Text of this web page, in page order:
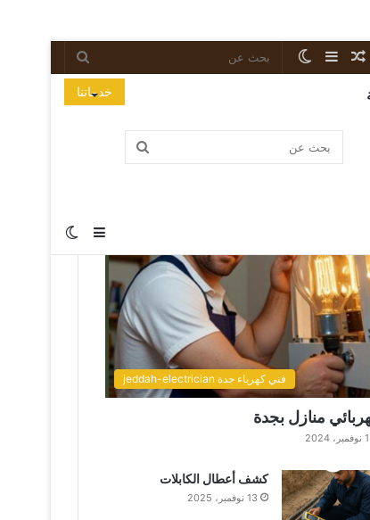
خدماتنا
فني كهرباء جدة jeddah-electrician
منازل بجدة
1 نوفمبر، 2024
كشف أعطال الكابلات
13 نوفمبر، 2025